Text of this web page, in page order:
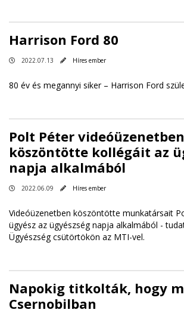
Harrison Ford 80
2022.07.13 Híres ember
80 év és megannyi siker – Harrison Ford
Polt Péter videóüzenetben
köszöntötte kollégáit az
napja alkalmából
2022.06.09 Híres ember
Videóüzenetben köszöntötte munkatársait
ügyész az ügyészség napja alkalmából -
Ügyészség csütörtökön az MTI-vel.
Napokig titkolták, hogy
Csernobilban